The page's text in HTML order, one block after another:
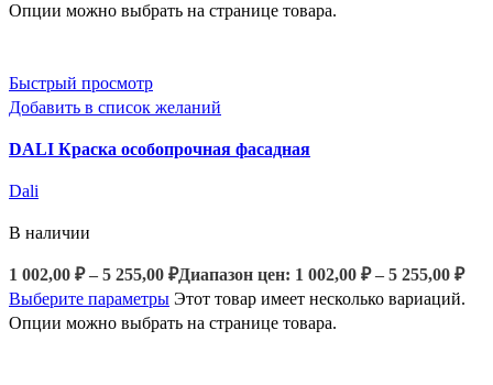
Опции можно выбрать на странице товара.
Быстрый просмотр
Добавить в список желаний
DALI Краска особопрочная фасадная
Dali
В наличии
1 002,00 ₽ – 5 255,00 ₽Диапазон цен: 1 002,00 ₽ – 5 255,00 ₽
Выберите параметры Этот товар имеет несколько вариаций.
Опции можно выбрать на странице товара.